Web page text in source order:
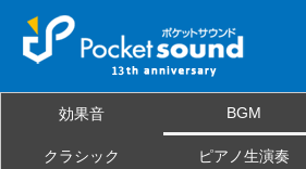
当サイトについ
効果音 BGM
クラシック ピアノ生演奏